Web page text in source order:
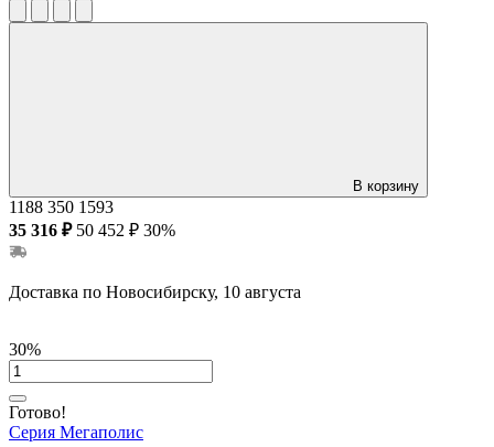
В корзину
1188 350 1593
35 316 ₽ 50 452 ₽ 30%
Доставка по Новосибирску, 10 августа
30%
Готово!
Серия Мегаполис